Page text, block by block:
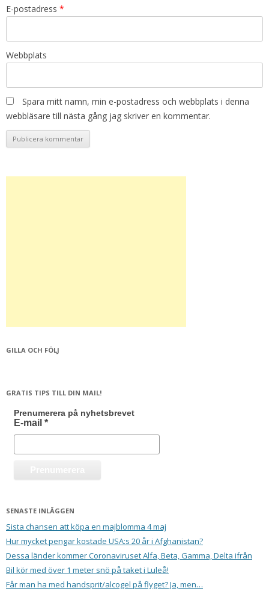
E-postadress *
Webbplats
Spara mitt namn, min e-postadress och webbplats i denna
webbläsare till nästa gång jag skriver en kommentar.
GILLA OCH FÖLJ
GRATIS TIPS TILL DIN MAIL!
Prenumerera på nyhetsbrevet
E-mail *
SENASTE INLÄGGEN
Sista chansen att köpa en majblomma 4 maj
Hur mycket pengar kostade USA:s 20 år i Afghanistan?
Dessa länder kommer Coronaviruset Alfa, Beta, Gamma, Delta ifrån
Bil kör med över 1 meter snö på taket i Luleå!
Får man ha med handsprit/alcogel på flyget? Ja, men…